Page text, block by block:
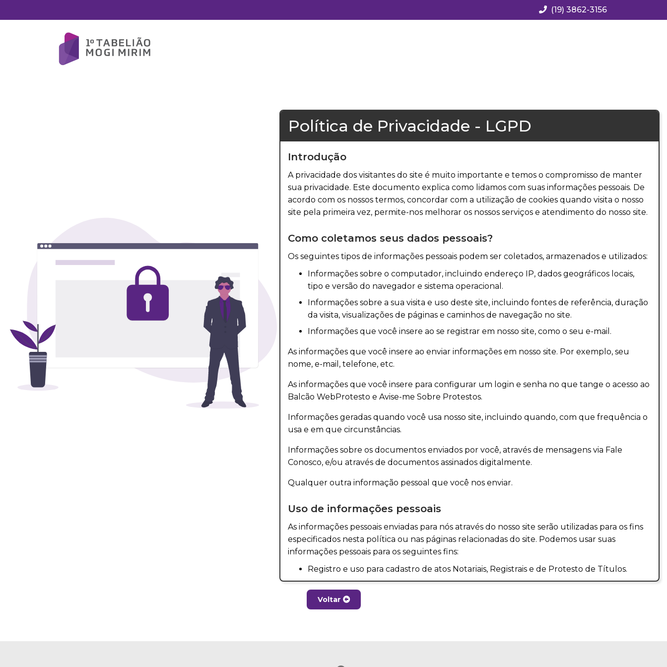
(19) 3862-3156
Política de Privacidade - LGPD
Introdução
A privacidade dos visitantes do site é muito importante e temos o compromisso de manter
sua privacidade. Este documento explica como lidamos com suas informações pessoais. De
acordo com os nossos termos, concordar com a utilização de cookies quando visita o nosso
site pela primeira vez, permite-nos melhorar os nossos serviços e atendimento do nosso site.
Como coletamos seus dados pessoais?
Os seguintes tipos de informações pessoais podem ser coletados, armazenados e utilizados:
Informações sobre o computador, incluindo endereço IP, dados geográficos locais,
tipo e versão do navegador e sistema operacional.
Informações sobre a sua visita e uso deste site, incluindo fontes de referência, duração
da visita, visualizações de páginas e caminhos de navegação no site.
Informações que você insere ao se registrar em nosso site, como o seu e-mail.
As informações que você insere ao enviar informações em nosso site. Por exemplo, seu
nome, e-mail, telefone, etc.
As informações que você insere para configurar um login e senha no que tange o acesso ao
Balcão WebProtesto e Avise-me Sobre Protestos.
Informações geradas quando você usa nosso site, incluindo quando, com que frequência o
usa e em que circunstâncias.
Informações sobre os documentos enviados por você, através de mensagens via Fale
Conosco, e/ou através de documentos assinados digitalmente.
Qualquer outra informação pessoal que você nos enviar.
Uso de informações pessoais
As informações pessoais enviadas para nós através do nosso site serão utilizadas para os fins
especificados nesta política ou nas páginas relacionadas do site. Podemos usar suas
informações pessoais para os seguintes fins:
Registro e uso para cadastro de atos Notariais, Registrais e de Protesto de Títulos.
Se você solicitar ou se necessário, enviar-lhe informações sobre as áreas Notarias,
Voltar